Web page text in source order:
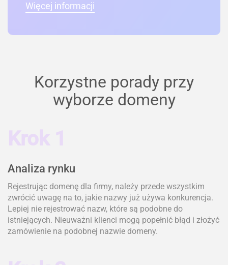
Więcej informacji
Korzystne porady przy
wyborze domeny
Krok 1
Analiza rynku
Rejestrując domenę dla firmy, należy przede wszystkim
zwrócić uwagę na to, jakie nazwy już używa konkurencja.
Lepiej nie rejestrować nazw, które są podobne do
istniejących. Nieuważni klienci mogą popełnić błąd i złożyć
zamówienie na podobnej nazwie domeny.